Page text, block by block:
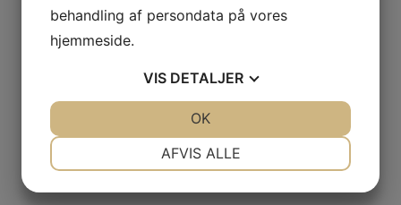
behandling af persondata på vores
hjemmeside.
VIS DETALJER
AFVIS ALLE
OK